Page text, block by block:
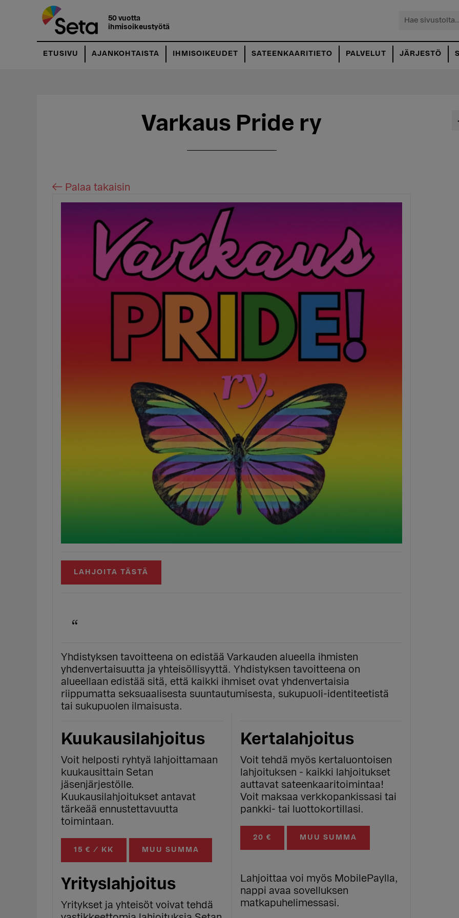
pääsisältöön
ensisijaiseen
50 vuotta
ihmisoikeustyötä
Hae
ETUSIVU AJANKOHTAISTA IHMISOIKEUDET SATEENKAARITIETO PALVELUT JÄRJESTÖ
Varkaus Pride ry
← Palaa takaisin
LAHJOITA TÄSTÄ
Yhdistyksen tavoitteena on edistää Varkauden alueella ihmisten
yhdenvertaisuutta ja yhteisöllisyyttä. Yhdistyksen tavoitteena on
alueellaan edistää sitä, että kaikki ihmiset ovat yhdenvertaisia
riippumatta seksuaalisesta suuntautumisesta, sukupuoli-identiteetistä
tai sukupuolen ilmaisusta.
Kuukausilahjoitus
Voit helposti ryhtyä lahjoittamaan
kuukausittain Setan
jäsenjärjestölle.
Kuukausilahjoitukset antavat
tärkeää ennustettavuutta
toimintaan.
15 € / KK MUU SUMMA
Yrityslahjoitus
Yritykset ja yhteisöt voivat tehdä
Kertalahjoitus
Voit tehdä myös kertaluontoisen
lahjoituksen - kaikki lahjoitukset
auttavat sateenkaaritoimintaa!
Voit maksaa verkkopankissasi tai
pankki- tai luottokortillasi.
20 € MUU SUMMA
Lahjoittaa voi myös MobilePaylla,
nappi avaa sovelluksen
matkapuhelimessasi.